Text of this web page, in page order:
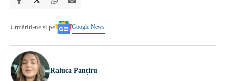
Urmăriți-ne și pe Google News
Raluca Panțiru